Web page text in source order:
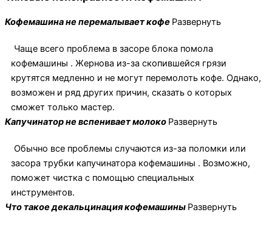
Кофемашина не перемалывает кофе Развернуть
Чаще всего проблема в засоре блока помола
кофемашины . Жернова из-за скопившейся грязи
крутятся медленно и не могут перемолоть кофе. Однако,
возможен и ряд других причин, сказать о которых
сможет только мастер.
Капучинатор не вспенивает молоко Развернуть
Обычно все проблемы случаются из-за поломки или
засора трубки капучинатора кофемашины . Возможно,
поможет чистка с помощью специальных
инструментов.
Что такое декальцинация кофемашины Развернуть